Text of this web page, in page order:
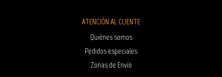
ATENCIÓN AL CLIENTE
Quiénes somos
Pedidos especiales
Zonas de Envío